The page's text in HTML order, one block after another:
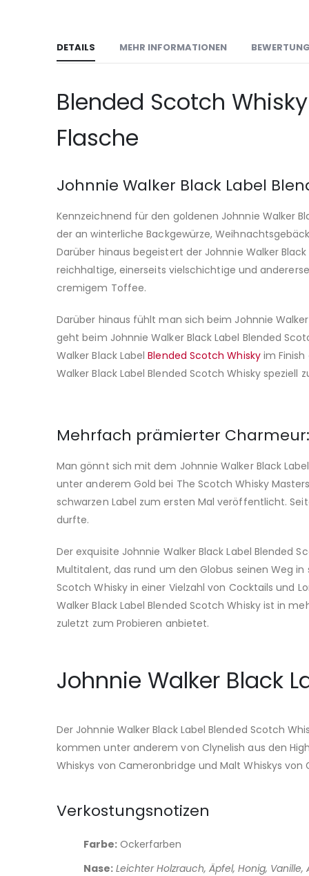
DETAILS
Blended Scotch
Flasche
Johnnie Walker Black Label
Kennzeichnend für den goldenen Johnnie Walker
der an winterliche Backgewürze,
Darüber hinaus begeistert der Johnnie Walker
reichhaltige, einerseits vielschichtige und
cremigem Toffee.
Darüber hinaus fühlt man sich beim Johnnie
geht beim Johnnie Walker Black Label Blended
Walker Black LabelBlended Scotch Whiskyim Finish
Walker Black Label Blended Scotch Whisky
Mehrfach prämierter
Man gönnt sich mit dem Johnnie Walker Black
unter anderem Gold bei The Scotch Whisky
schwarzen Label zum ersten Mal veröffentlicht.
durfte.
Der exquisite Johnnie Walker Black Label Blended
Multitalent, das rund um den Globus seinen Weg
Scotch Whisky in einer Vielzahl von Cocktails und
Walker Black Label Blended Scotch Whisky ist in
zuletzt zum Probieren anbietet.
Johnnie Walker Black
Der Johnnie Walker Black Label Blended Scotch
kommen unter anderem von Clynelish aus den
Whiskys von Cameronbridge und Malt Whiskys
Verkostungsnotizen
Farbe:Ockerfarben
Nase: Leichter Holzrauch, Äpfel, Honig,
MEHR INFORMATIONEN